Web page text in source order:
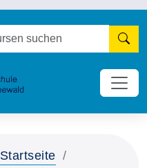
Startseite